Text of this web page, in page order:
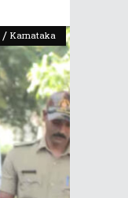
/ Karnataka